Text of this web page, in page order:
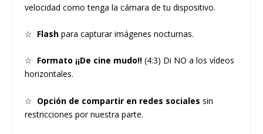
velocidad como tenga la cámara de tu dispositivo.
☆ Flash para capturar imágenes nocturnas.
☆ Formato ¡¡De cine mudo!!(4:3) Di NO a los vídeos
horizontales.
☆ Opción de compartir en redes sociales sin
restricciones por nuestra parte.